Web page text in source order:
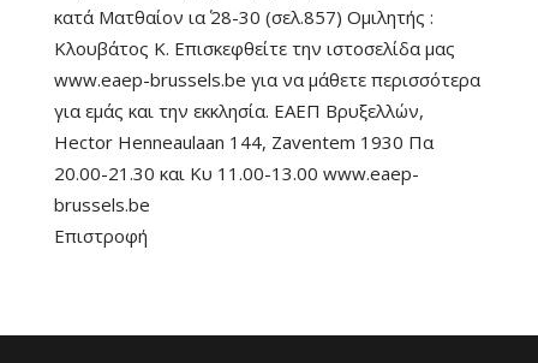
κατά Ματθαίον ια΄ 28-30 (σελ.857) Ομιλητής :
Κλουβάτος Κ. Επισκεφθείτε την ιστοσελίδα μας
www.eaep-brussels.be για να μάθετε περισσότερα
για εμάς και την εκκλησία. ΕΑΕΠ Βρυξελλών,
Hector Henneaulaan 144, Zaventem 1930 Πα
20.00-21.30 και Κυ 11.00-13.00 www.eaep-
brussels.be
Επιστροφή